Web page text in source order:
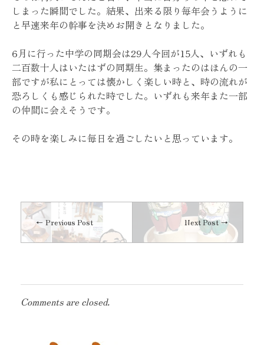
しまった瞬間でした。結果、出来る限り毎年会うように
と早速来年の幹事を決めお開きとなりました。
6月に行った中学の同期会は29人今回が15人、いずれも
二百数十人はいたはずの同期生。集まったのはほんの一
部ですが私にとっては懐かしく楽しい時と、時の流れが
恐ろしくも感じられた時でした。いずれも来年また一部
の仲間に会えそうです。
その時を楽しみに毎日を過ごしたいと思っています。
Previous Post Next Post
Comments are closed.